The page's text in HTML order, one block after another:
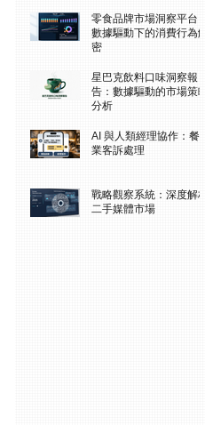
零食品牌市場洞察平台：
數據驅動下的消費行為解
密
星巴克飲料口味洞察報
告：數據驅動的市場策略
分析
AI 與人類經理協作：餐飲
業客訴處理
戰略觀察系統：深度解析
二手媒體市場